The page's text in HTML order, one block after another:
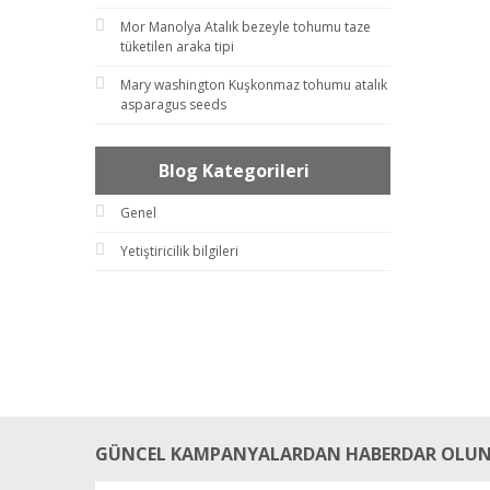
Mor Manolya Atalık bezeyle tohumu taze
tüketilen araka tipi
Mary washington Kuşkonmaz tohumu atalık
asparagus seeds
Blog Kategorileri
Genel
Yetiştiricilik bilgileri
GÜNCEL KAMPANYALARDAN HABERDAR